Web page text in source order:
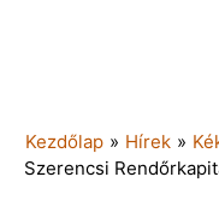
Kezdőlap » Hírek »
Szerencsi